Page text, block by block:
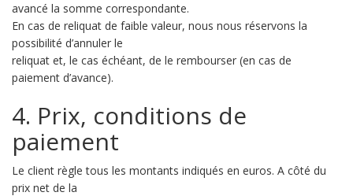
avancé la somme correspondante.
En cas de reliquat de faible valeur, nous nous réservons la
possibilité d’annuler le
reliquat et, le cas échéant, de le rembourser (en cas de
paiement d’avance).
4. Prix, conditions de
paiement
Le client règle tous les montants indiqués en euros. A côté du
prix net de la